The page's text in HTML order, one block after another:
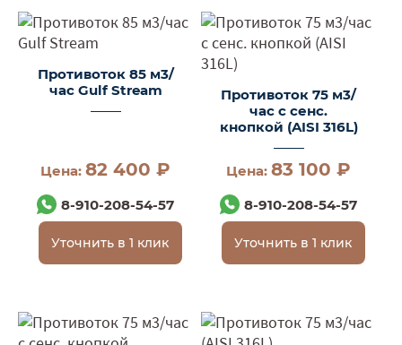
Противоток 85 м3/
час Gulf Stream
Цена:82 400 ₽
8-910-208-54-57
Уточнить в 1 клик
Противоток 75 м3/
час с сенс.
кнопкой (AISI 316L)
Цена:83 100 ₽
8-910-208-54-57
Уточнить в 1 клик